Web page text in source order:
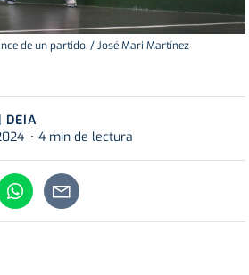
de un partido. / José Mari Martínez
DEIA
4 min de lectura